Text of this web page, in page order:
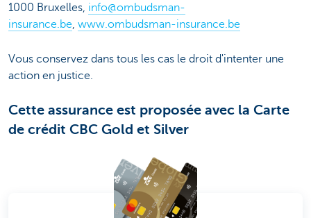
1000 Bruxelles, info@ombudsman-
insurance.be www.ombudsman-insurance.be
Vous conservez dans tous les cas le droit d'intenter une
action en justice.
Cette assurance est proposée avec la Carte
de crédit CBC Gold et Silver